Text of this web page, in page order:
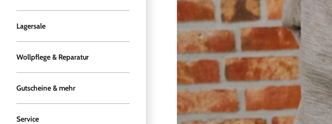
Lagersale
Wollpflege & Reparatur
Gutscheine & mehr
Service